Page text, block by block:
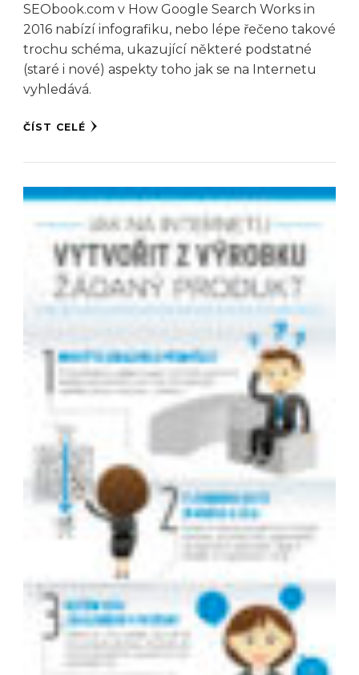
SEObook.com v How Google Search Works in
2016 nabízí infografiku, nebo lépe řečeno takové
trochu schéma, ukazující některé podstatné
(staré i nové) aspekty toho jak se na Internetu
vyhledává.
ČÍST CELÉ